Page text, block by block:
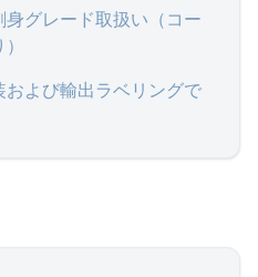
グレード取扱い（コー
よび輸出ラベリングで